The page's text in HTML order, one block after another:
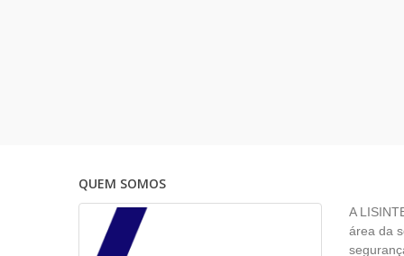
QUEM SOMOS
A
área da